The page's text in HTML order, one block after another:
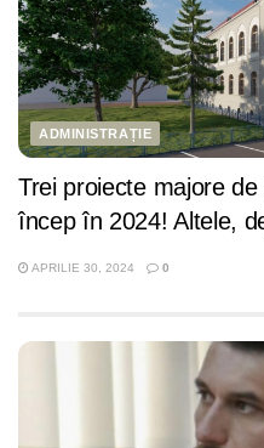
ADMINISTRAȚIE
Trei proiecte majore
încep în 2024! Altele,
APRILIE 30, 2024 0